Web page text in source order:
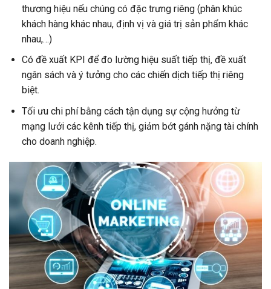
thương hiệu nếu chúng có đặc trưng riêng (phân khúc
khách hàng khác nhau, định vị và giá trị sản phẩm khác
nhau,…)
Có đề xuất KPI để đo lường hiệu suất tiếp thị, đề xuất
ngân sách và ý tưởng cho các chiến dịch tiếp thị riêng
biệt.
Tối ưu chi phí bằng cách tận dụng sự cộng hưởng từ
mạng lưới các kênh tiếp thị, giảm bớt gánh nặng tài chính
cho doanh nghiệp.